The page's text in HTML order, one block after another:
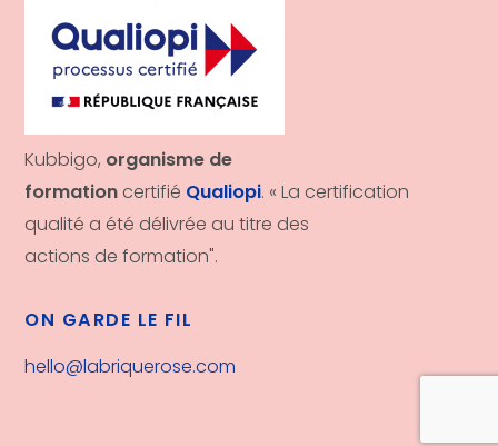
Kubbigo, organisme de
formationcertifié Qualiopi. « La certification
qualité a été délivrée au titre des
actions de formation".
ON GARDE LE FIL
hello@labriquerose.com